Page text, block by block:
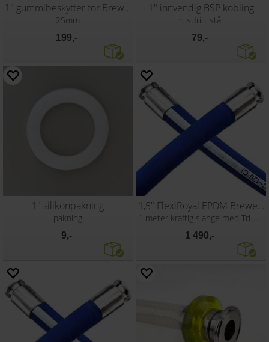
1" gummibeskytter for Brewery Hose
25mm
199,-
1" innvendig BSP kobling
rustfritt stål
79,-
1" silikonpakning
pakning
9,-
1,5" FlexiRoyal EPDM Brewery Hose
1 meter kraftig slange med Tri-Clamp
1 490,-